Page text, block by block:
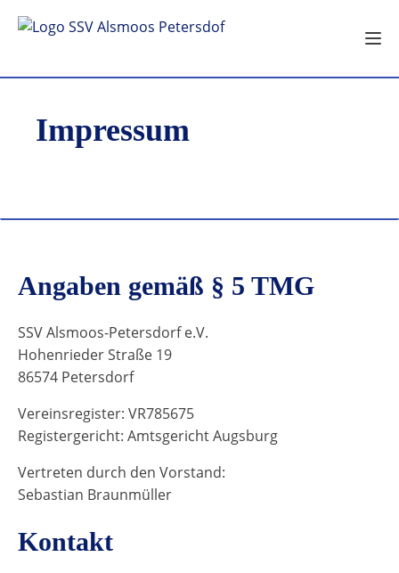
Impressum
Angaben gemäß § 5 TMG
SSV Alsmoos-Petersdorf e.V.
Hohenrieder Straße 19
86574 Petersdorf
Vereinsregister: VR785675
Registergericht: Amtsgericht Augsburg
Vertreten durch den Vorstand:
Sebastian Braunmüller
Kontakt